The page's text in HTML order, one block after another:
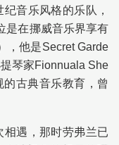
音乐风格的乐队，
是在挪威音乐界享有
，他是Secret Garde
琴家Fionnuala She
的古典音乐教育，曾
相遇，那时劳弗兰已